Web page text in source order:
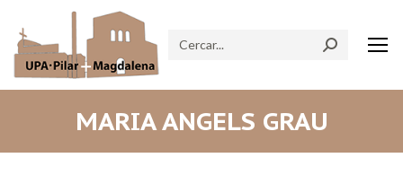
Search:
MARIA ANGELS GRAU